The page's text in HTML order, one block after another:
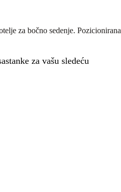
za bočno sedenje. Pozicionirana
za vašu sledeću